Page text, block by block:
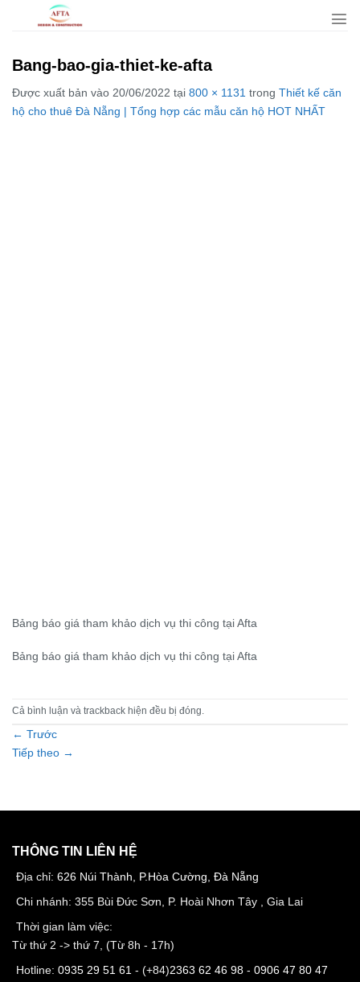
dungBang-bao-gia-thiet-ke-afta
Được xuất bản vào 20/06/2022 tại 800 × 1131 trong Thiết kế căn
hộ cho thuê Đà Nẵng | Tổng hợp các mẫu căn hộ HOT NHẤT
Bảng báo giá tham khảo dịch vụ thi công tại Afta
Bảng báo giá tham khảo dịch vụ thi công tại Afta
Cả bình luận và trackback hiện đều bị đóng.
← Trước
Tiếp theo →
THÔNG TIN LIÊN HỆ
Địa chỉ: 626 Núi Thành, P.Hòa Cường, Đà Nẵng
Chi nhánh: 355 Bùi Đức Sơn, P. Hoài Nhơn Tây , Gia Lai
Thời gian làm việc:
Từ thứ 2 -> thứ 7, (Từ 8h - 17h)
Hotline: 0935 29 51 61 - (+84)2363 62 46 98 - 0906 47 80 47